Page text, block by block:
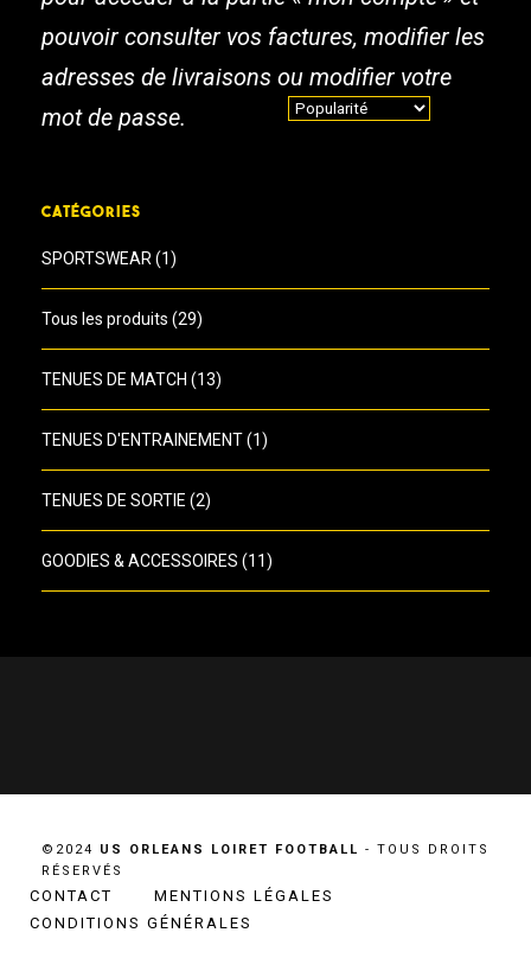
pouvoir consulter vos factures, modifier les
adresses de livraisons ou modifier votre
mot de passe.
CATÉGORIES
SPORTSWEAR (1)
Tous les produits (29)
TENUES DE MATCH (13)
TENUES D'ENTRAINEMENT(1)
TENUES DE SORTIE (2)
GOODIES & ACCESSOIRES (11)
©2024 US ORLEANS LOIRET FOOTBALL - TOUS DROITS
RÉSERVÉS
CONTACT
MENTIONS LÉGALES
CONDITIONS GÉNÉRALES